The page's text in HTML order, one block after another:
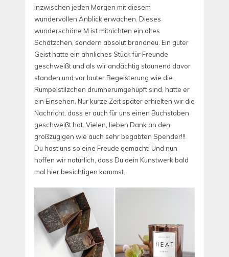
inzwischen jeden Morgen mit diesem
wundervollen Anblick erwachen. Dieses
wunderschöne M ist mitnichten ein altes
Schätzchen, sondern absolut brandneu. Ein guter
Geist hatte ein ähnliches Stück für Freunde
geschweißt und als wir andächtig staunend davor
standen und vor lauter Begeisterung wie die
Rumpelstilzchen drumherumgehüpft sind, hatte er
ein Einsehen. Nur kurze Zeit später erhielten wir die
Nachricht, dass er auch für uns einen Buchstaben
geschweißt hat. Vielen, lieben Dank an den
großzügigen wie auch sehr begabten Spender!!!
Du hast uns so eine Freude gemacht! Und nun
hoffen wir natürlich, dass Du dein Kunstwerk bald
mal hier besichtigen kommst.